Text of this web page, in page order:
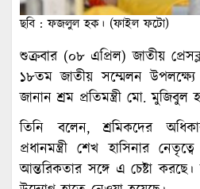
ছবি : ফজলুল হক। (ফাইল ফটো)
শুক্রবার (০৮ এপ্রিল) জাতীয়
১৮তম জাতীয় সম্মেলন
জানান শ্রম প্রতিমন্ত্রী মো. মুজিবুল
তিনি বলেন, শ্রমিকদের
প্রধানমন্ত্রী শেখ হাসিনার
আন্তরিকতার সঙ্গে এ চেষ্টা